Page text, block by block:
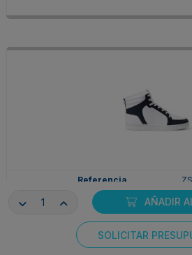
AÑADIR
SOLICITAR
Consentimiento de cookies